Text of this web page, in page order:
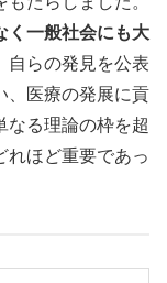
く一般社会にも大
自らの発見を公表
、医療の発展に貢
なる理論の枠を超
れほど重要であっ